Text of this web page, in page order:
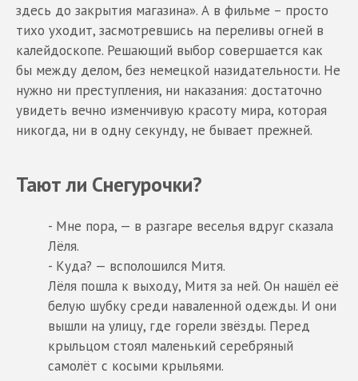
здесь до закрытия магазина». А в фильме – просто
тихо уходит, засмотревшись на переливы огней в
калейдоскопе. Решающий выбор совершается как
бы между делом, без немецкой назидательности. Не
нужно ни преступления, ни наказания: достаточно
увидеть вечно изменчивую красоту мира, которая
никогда, ни в одну секунду, не бывает прежней.
Тают ли Снегурочки?
- Мне пора, — в разгаре веселья вдруг сказала
Лёля.
- Куда? — всполошился Митя.
Лёля пошла к выходу, Митя за ней. Он нашёл её
белую шубку среди наваленной одежды. И они
вышли на улицу, где горели звёзды. Перед
крыльцом стоял маленький серебряный
самолёт с косыми крыльями.